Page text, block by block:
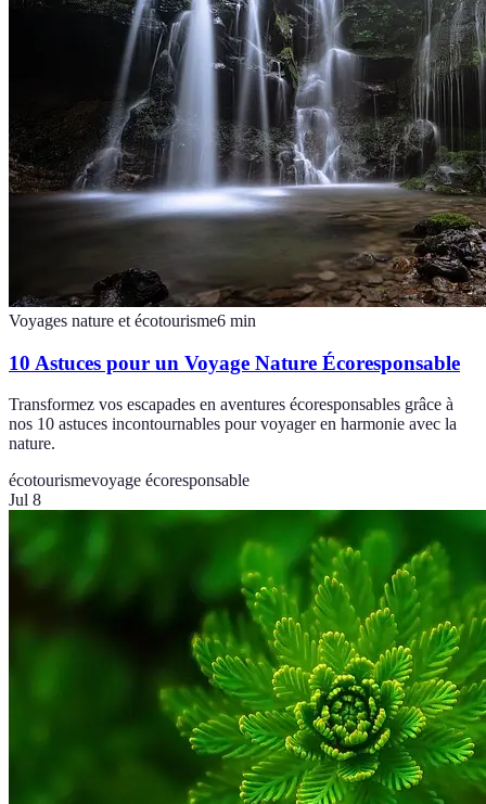
Voyages nature et écotourisme6 min
10 Astuces pour un Voyage Nature Écoresponsable
Transformez vos escapades en aventures écoresponsables grâce à
nos 10 astuces incontournables pour voyager en harmonie avec la
nature.
écotourismevoyage écoresponsable
Jul 8